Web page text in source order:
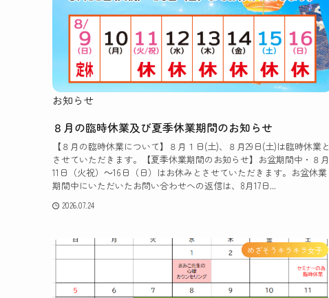
お知らせ
８月の臨時休業及び夏季休業期間のお知らせ
【８月の臨時休業について】８月１日(土)、８月29日(土)は臨時休業と
させていただきます。【夏季休業期間のお知らせ】お盆期間中・８月
11日（火祝）～16日（日）はお休みとさせていただきます。お盆休業
期間中にいただいたお問い合わせへの返信は、8月17日...
2026.07.24
めざそうキラキラ女子